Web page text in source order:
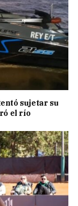
sujetar su
el río